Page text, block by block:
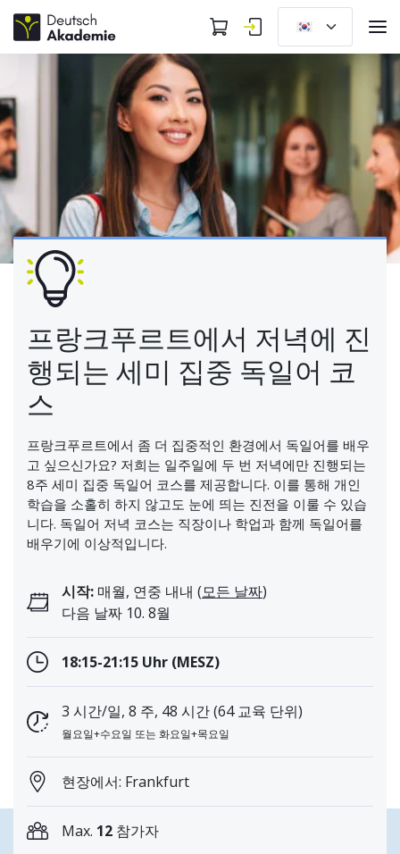
프랑크푸르트에서 저녁에 진
행되는 세미 집중 독일어 코
스
프랑크푸르트에서 좀 더 집중적인 환경에서 독일어를 배우
고 싶으신가요? 저희는 일주일에 두 번 저녁에만 진행되는
8주 세미 집중 독일어 코스를 제공합니다. 이를 통해 개인
학습을 소홀히 하지 않고도 눈에 띄는 진전을 이룰 수 있습
니다. 독일어 저녁 코스는 직장이나 학업과 함께 독일어를
배우기에 이상적입니다.
시작: 매월, 연중 내내 (모든 날짜)
다음 날짜 10. 8월
18:15-21:15 Uhr (MESZ)
3 시간/일, 8 주, 48 시간 (64 교육 단위)
월요일+수요일 또는 화요일+목요일
현장에서: Frankfurt
Max. 12 참가자